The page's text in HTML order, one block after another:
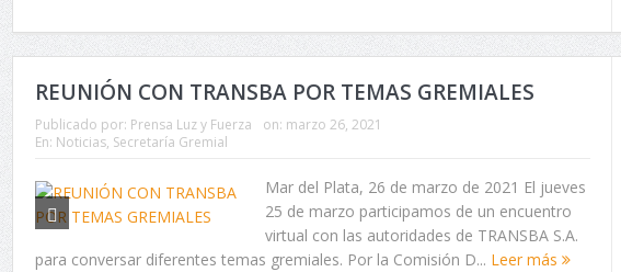
REUNIÓN CON TRANSBA POR TEMAS GREMIALES
Publicado por: Prensa Luz y Fuerza on: marzo 26, 2021
En: Noticias, Secretaría Gremial
Mar del Plata, 26 de marzo de 2021 El jueves
25 de marzo participamos de un encuentro
virtual con las autoridades de TRANSBA S.A.
para conversar diferentes temas gremiales. Por la Comisión D... Leer más